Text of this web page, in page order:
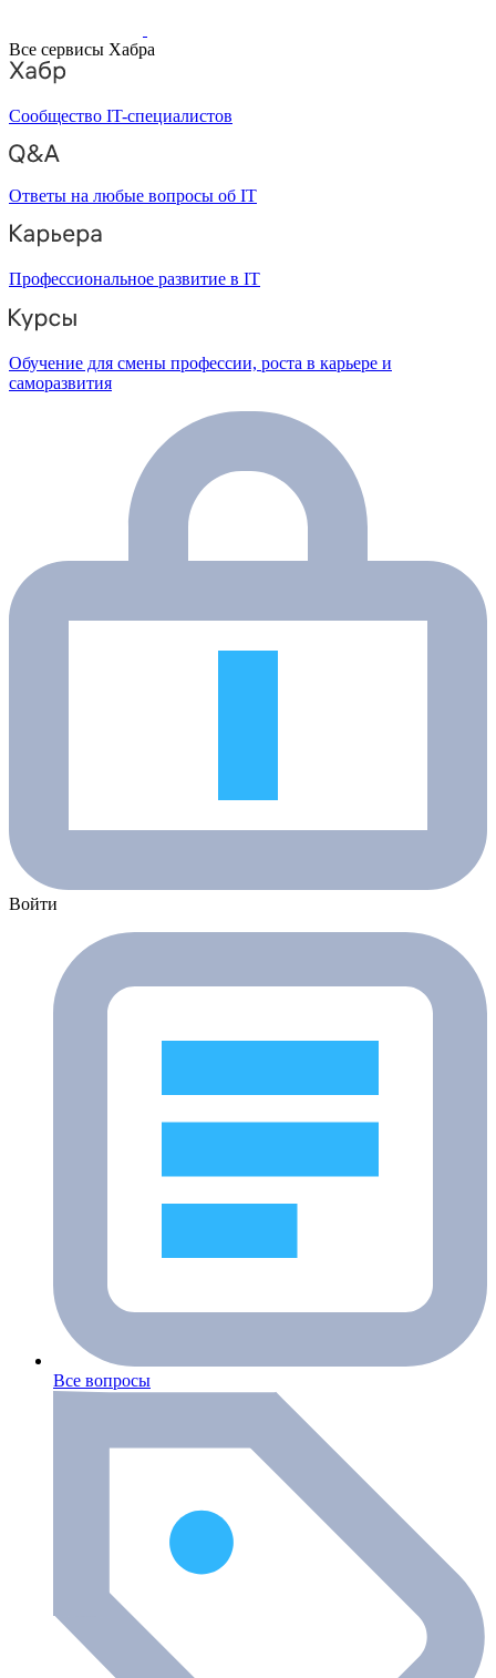
Все сервисы Хабра
Сообщество IT-специалистов
Ответы на любые вопросы об IT
Профессиональное развитие в IT
Обучение для смены профессии, роста в карьере и
саморазвития
Войти
Все вопросы